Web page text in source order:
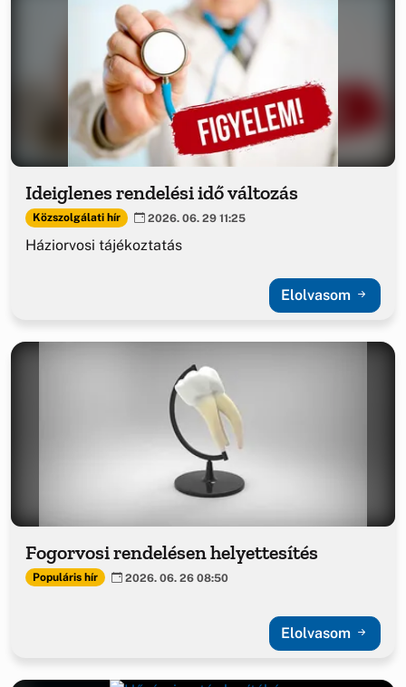
Ideiglenes rendelési idő változás
Közszolgálati hír 2026. 06. 29 11:25
Háziorvosi tájékoztatás
Elolvasom
Fogorvosi rendelésen helyettesítés
Populáris hír 2026. 06. 26 08:50
Elolvasom